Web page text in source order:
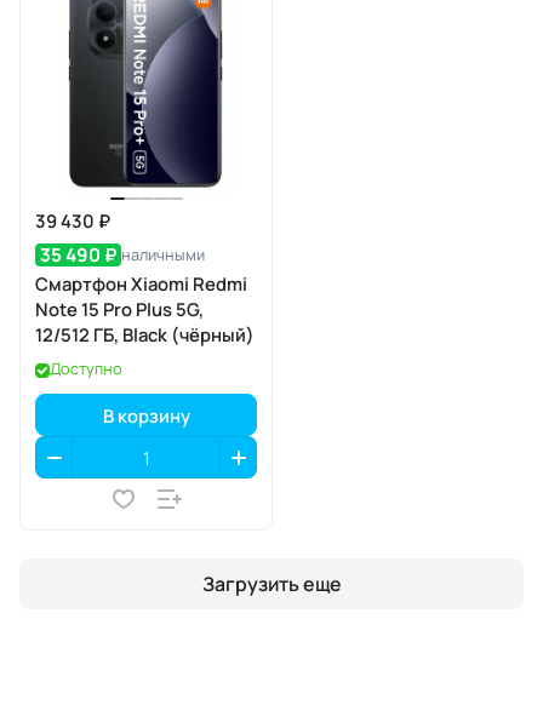
39 430 ₽
35 490 ₽ наличными
Смартфон Xiaomi Redmi
Note 15 Pro Plus 5G,
12/512 ГБ, Black (чёрный)
Доступно
В корзину
Загрузить еще